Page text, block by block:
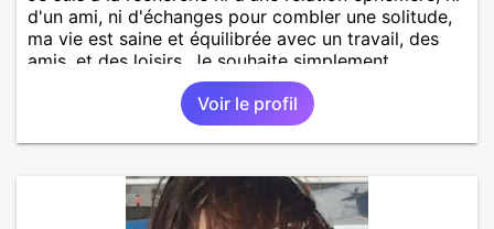
d'un ami, ni d'échanges pour combler une solitude,
ma vie est saine et équilibrée avec un travail, des
amis, et des loisirs. Je souhaite simplement
rencontrer un homme de la région de Orvault qui
recherche une relation sérieuse !
Voir le profil